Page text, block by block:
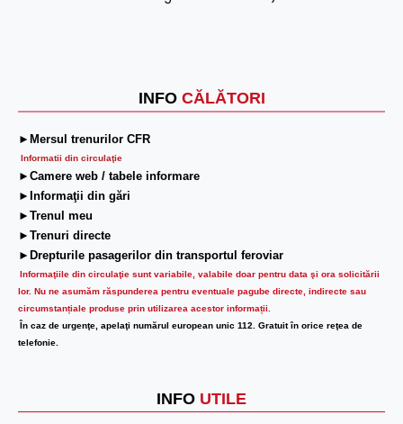
INFO CĂLĂTORI
►Mersul trenurilor CFR
Informatii din circulaţie
►Camere web / tabele informare
►Informaţii din gări
►Trenul meu
►Trenuri directe
►Drepturile pasagerilor din transportul feroviar
Informaţiile din circulaţie sunt variabile, valabile doar pentru data şi ora solicitării
lor. Nu ne asumăm răspunderea pentru eventuale pagube directe, indirecte sau
circumstanțiale produse prin utilizarea acestor informații.
În caz de urgenţe, apelaţi numărul european unic 112. Gratuit în orice reţea de
telefonie.
INFO UTILE